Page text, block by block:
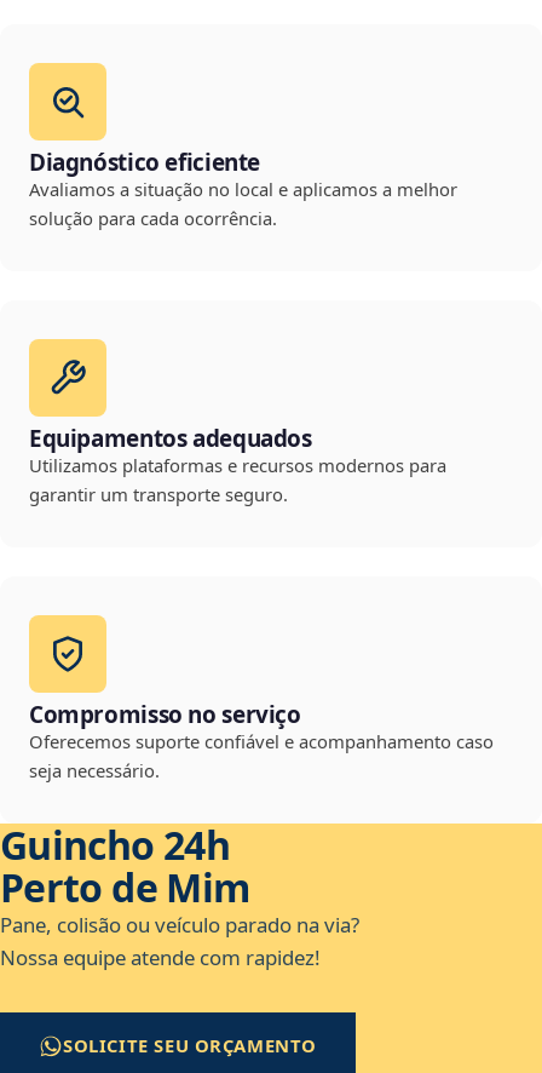
Diagnóstico eficiente
Avaliamos a situação no local e aplicamos a melhor
solução para cada ocorrência.
Equipamentos adequados
Utilizamos plataformas e recursos modernos para
garantir um transporte seguro.
Compromisso no serviço
Oferecemos suporte confiável e acompanhamento caso
seja necessário.
Guincho 24h
Perto de Mim
Pane, colisão ou veículo parado na via?
Nossa equipe atende com rapidez!
SOLICITE SEU ORÇAMENTO